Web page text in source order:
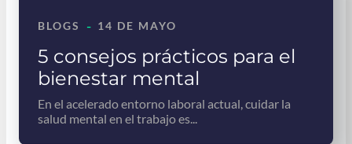
5 consejos prácticos para el
bienestar mental
BLOGS - 14 DE MAYO
En el acelerado entorno laboral actual, cuidar la
salud mental en el trabajo es...